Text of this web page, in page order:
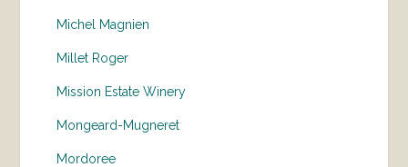
Michel Magnien
Millet Roger
Mission Estate Winery
Mongeard-Mugneret
Mordoree